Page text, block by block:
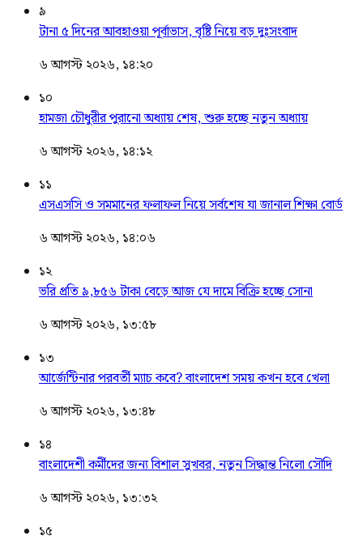
৯
টানা ৫ দিনের আবহাওয়া পূর্বাভাস, বৃষ্টি নিয়ে বড় দুঃসংবাদ
৬ আগস্ট ২০২৬, ১৪:২০
১০
হামজা চৌধুরীর পুরানো অধ্যায় শেষ, শুরু হচ্ছে নতুন অধ্যায়
৬ আগস্ট ২০২৬, ১৪:১২
১১
এসএসসি ও সমমানের ফলাফল নিয়ে সর্বশেষ যা জানাল শিক্ষা বোর্ড
৬ আগস্ট ২০২৬, ১৪:০৬
১২
ভরি প্রতি ৯,৮৫৬ টাকা বেড়ে আজ যে দামে বিক্রি হচ্ছে সোনা
৬ আগস্ট ২০২৬, ১৩:৫৮
১৩
আর্জেন্টিনার পরবর্তী ম্যাচ কবে? বাংলাদেশ সময় কখন হবে খেলা
৬ আগস্ট ২০২৬, ১৩:৪৮
১৪
বাংলাদেশী কর্মীদের জন্য বিশাল সুখবর, নতুন সিদ্ধান্ত নিলো সৌদি
৬ আগস্ট ২০২৬, ১৩:৩২
১৫